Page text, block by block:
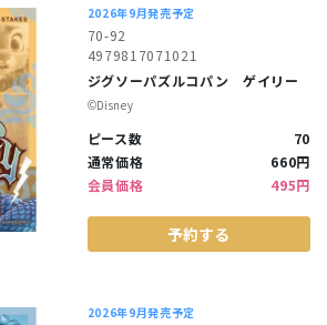
2026年9月発売予定
70-92
4979817071021
ジグソーパズルコパン ゲイリー
©︎Disney
ピース数
70
通常価格
660円
会員価格
495円
予約する
2026年9月発売予定